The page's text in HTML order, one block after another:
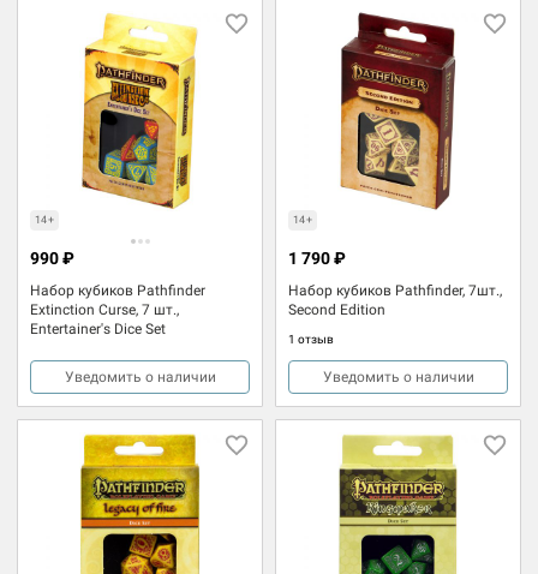
14+
Набор кубиков Pathfinder
Extinction Curse, 7 шт.,
Entertainer's Dice Set
990 ₽
Уведомить о наличии
14+
Набор кубиков Pathfinder, 7шт.,
Second Edition
1 отзыв
1 790 ₽
Уведомить о наличии